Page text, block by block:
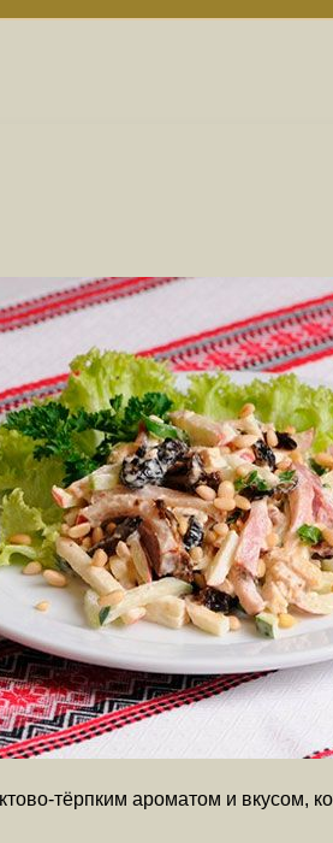
тёрпким ароматом и вкусом,